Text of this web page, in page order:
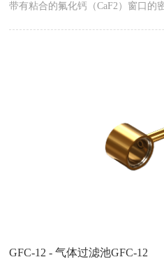
带有粘合的氟化钙（CaF2）窗口的
GFC-12 - 气体过滤池GFC-12